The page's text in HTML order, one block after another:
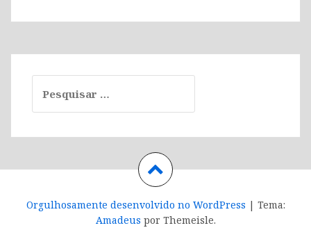
por:
Orgulhosamente desenvolvido no WordPress | Tema:
Amadeus por Themeisle.